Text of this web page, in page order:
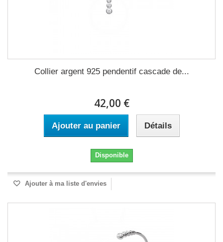
Collier argent 925 pendentif cascade de...
42,00 €
Ajouter au panier Détails
Disponible
Ajouter à ma liste d'envies